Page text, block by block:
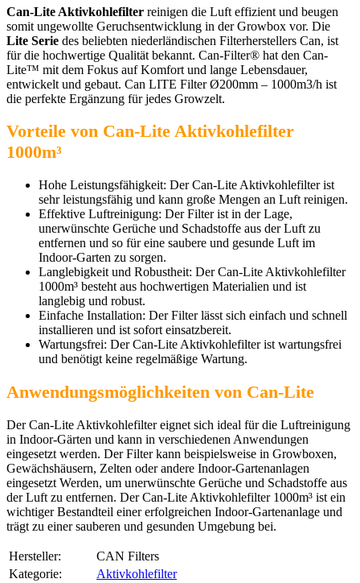
Can-Lite Aktivkohlefilter reinigen die Luft effizient und beugen
somit ungewollte Geruchsentwicklung in der Growbox vor. Die
Lite Serie des beliebten niederländischen Filterherstellers Can, ist
für die hochwertige Qualität bekannt. Can-Filter® hat den Can-
Lite™ mit dem Fokus auf Komfort und lange Lebensdauer,
entwickelt und gebaut. Can LITE Filter Ø200mm – 1000m3/h ist
die perfekte Ergänzung für jedes Growzelt.
Vorteile von Can-Lite Aktivkohlefilter
1000m³
Hohe Leistungsfähigkeit: Der Can-Lite Aktivkohlefilter ist
sehr leistungsfähig und kann große Mengen an Luft reinigen.
Effektive Luftreinigung: Der Filter ist in der Lage,
unerwünschte Gerüche und Schadstoffe aus der Luft zu
entfernen und so für eine saubere und gesunde Luft im
Indoor-Garten zu sorgen.
Langlebigkeit und Robustheit: Der Can-Lite Aktivkohlefilter
1000m³ besteht aus hochwertigen Materialien und ist
langlebig und robust.
Einfache Installation: Der Filter lässt sich einfach und schnell
installieren und ist sofort einsatzbereit.
Wartungsfrei: Der Can-Lite Aktivkohlefilter ist wartungsfrei
und benötigt keine regelmäßige Wartung.
Anwendungsmöglichkeiten von Can-Lite
Der Can-Lite Aktivkohlefilter eignet sich ideal für die Luftreinigung
in Indoor-Gärten und kann in verschiedenen Anwendungen
eingesetzt werden. Der Filter kann beispielsweise in Growboxen,
Gewächshäusern, Zelten oder andere Indoor-Gartenanlagen
eingesetzt Werden, um unerwünschte Gerüche und Schadstoffe aus
der Luft zu entfernen. Der Can-Lite Aktivkohlefilter 1000m³ ist ein
wichtiger Bestandteil einer erfolgreichen Indoor-Gartenanlage und
trägt zu einer sauberen und gesunden Umgebung bei.
Hersteller:
CAN Filters
Kategorie:
Aktivkohlefilter